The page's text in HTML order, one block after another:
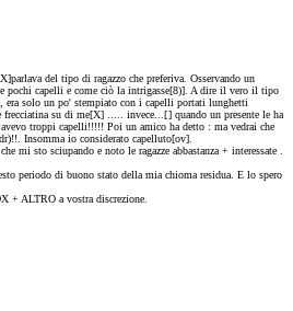
del tipo di ragazzo che preferiva. Osservando un
pochi capelli e come ciò la intrigasse[8)]. A dire il vero il tipo
era solo un po' stempiato con i capelli portati lunghetti
frecciatina su di me[X] ..... invece...[] quando un presente le ha
troppi capelli!!!!! Poi un amico ha detto : ma vedrai che
Insomma io considerato capelluto[ov].
mi sto sciupando e noto le ragazze abbastanza + interessate .
periodo di buono stato della mia chioma residua. E lo spero
ALTRO a vostra discrezione.